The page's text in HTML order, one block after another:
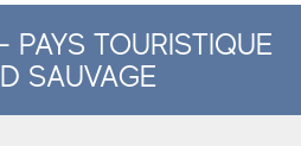
PAYS TOURISTIQUE
SAUVAGE